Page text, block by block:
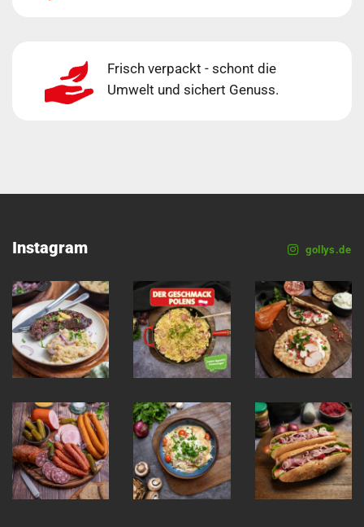
Frisch verpackt - schont die
Umwelt und sichert Genuss.
Instagram gollys.de